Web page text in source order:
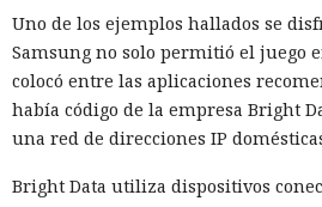
publicación automatizados, de lo
claves las nuevas versiones de los
repositorio.
La clave de API sirve en la práctica
para cargar paquetes. Los
esos datos en la configuración de
Uno de los ejemplos hallados se
Samsung no solo permitió el juego
colocó entre las aplicaciones
había código de la empresa Bright
una red de direcciones IP
Bright Data utiliza dispositivos